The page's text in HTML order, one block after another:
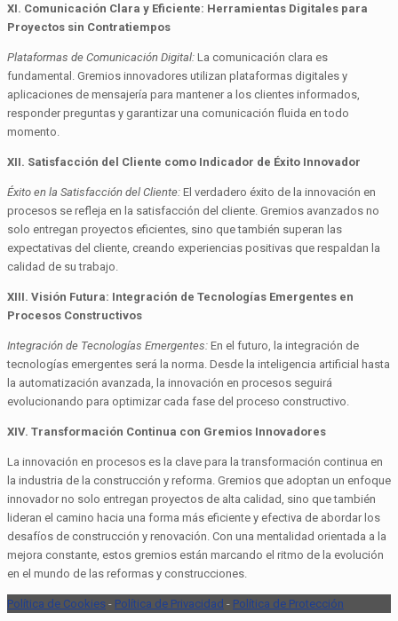
XI. Comunicación Clara y Eficiente: Herramientas Digitales para
Proyectos sin Contratiempos
Plataformas de Comunicación Digital: La comunicación clara es
fundamental. Gremios innovadores utilizan plataformas digitales y
aplicaciones de mensajería para mantener a los clientes informados,
responder preguntas y garantizar una comunicación fluida en todo
momento.
XII. Satisfacción del Cliente como Indicador de Éxito Innovador
Éxito en la Satisfacción del Cliente: El verdadero éxito de la innovación en
procesos se refleja en la satisfacción del cliente. Gremios avanzados no
solo entregan proyectos eficientes, sino que también superan las
expectativas del cliente, creando experiencias positivas que respaldan la
calidad de su trabajo.
XIII. Visión Futura: Integración de Tecnologías Emergentes en
Procesos Constructivos
Integración de Tecnologías Emergentes: En el futuro, la integración de
tecnologías emergentes será la norma. Desde la inteligencia artificial hasta
la automatización avanzada, la innovación en procesos seguirá
evolucionando para optimizar cada fase del proceso constructivo.
XIV. Transformación Continua con Gremios Innovadores
La innovación en procesos es la clave para la transformación continua en
la industria de la construcción y reforma. Gremios que adoptan un enfoque
innovador no solo entregan proyectos de alta calidad, sino que también
lideran el camino hacia una forma más eficiente y efectiva de abordar los
desafíos de construcción y renovación. Con una mentalidad orientada a la
mejora constante, estos gremios están marcando el ritmo de la evolución
en el mundo de las reformas y construcciones.
Política de Cookies - Política de Privacidad - Política de Protección